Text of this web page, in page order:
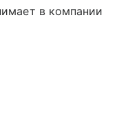
в компании